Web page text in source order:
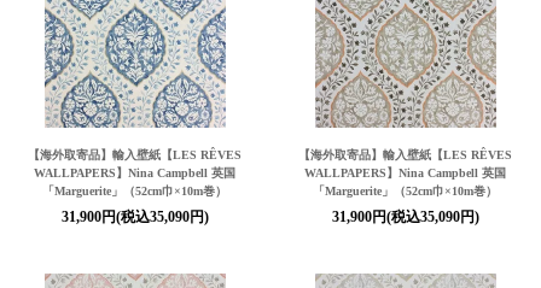
【海外取寄品】輸入壁紙【LES RÊVES
WALLPAPERS】Nina Campbell 英国
「Marguerite」（52cm巾×10m巻）
31,900円(税込35,090円)
【海外取寄品】輸入壁紙【LES RÊVES
WALLPAPERS】Nina Campbell 英国
「Marguerite」（52cm巾×10m巻）
31,900円(税込35,090円)